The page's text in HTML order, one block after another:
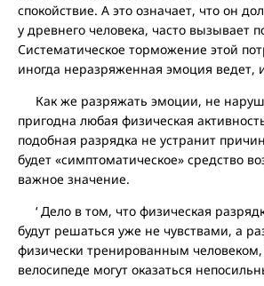
спокойствие. А это означает, что он
у древнего человека, часто вызывает
Систематическое торможение этой
иногда неразряженная эмоция ведет,
Как же разряжать эмоции, не
пригодна любая физическая
подобная разрядка не устранит
будет «симптоматическое» средство
важное значение.
‘ Дело в том, что физическая
будут решаться уже не чувствами, а
физически тренированным человеком,
велосипеде могут оказаться